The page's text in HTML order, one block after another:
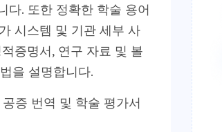
다. 또한 정확한 학술 용어
시스템 및 기관 세부 사
증명서, 연구 자료 및 볼
을 설명합니다.
증 번역 및 학술 평가서